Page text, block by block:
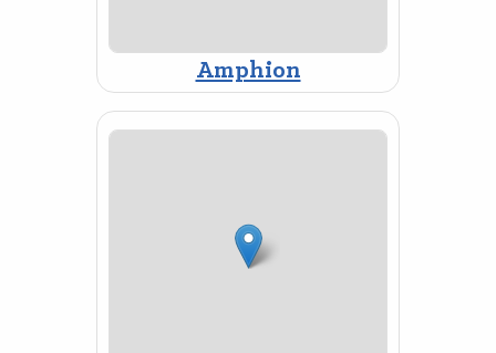
Amphion